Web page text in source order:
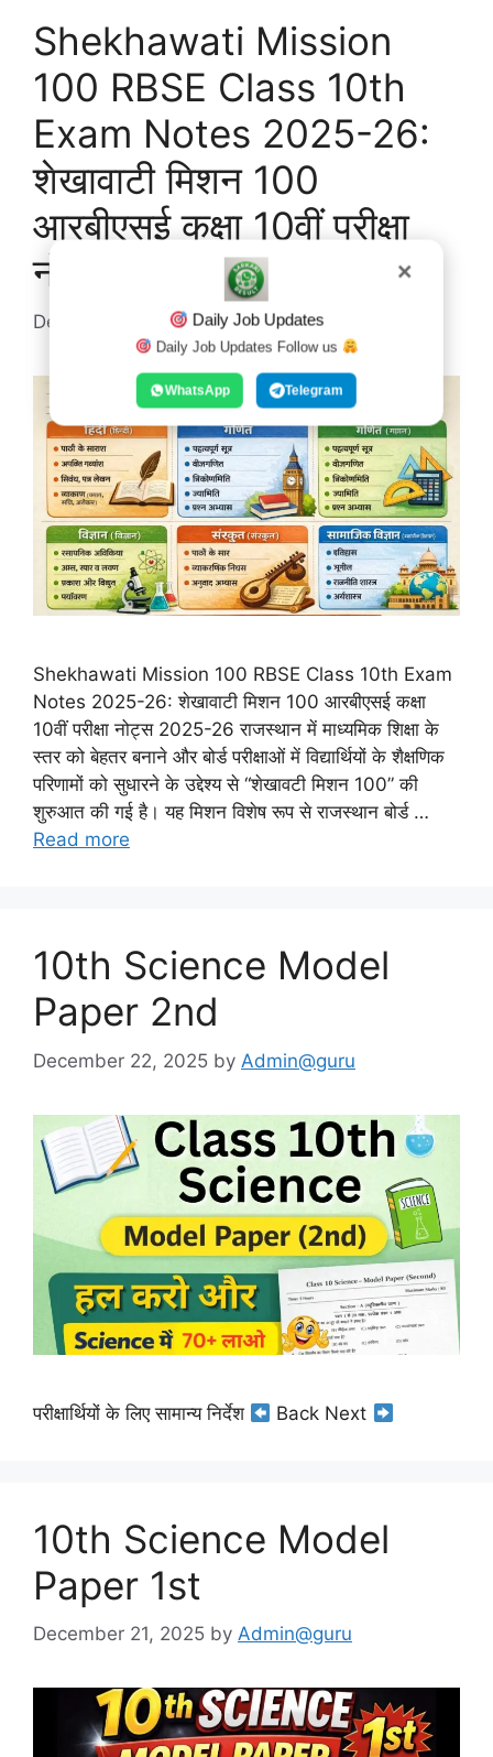
Shekhawati Mission
100 RBSE Class 10th
Exam Notes 2025-26:
शेखावाटी मिशन 100
आरबीएसई कक्षा 10वीं परीक्षा
नोट्स 2025-26
December 26, 2025 byAdmin@guru
Shekhawati Mission 100 RBSE Class 10th Exam
Notes 2025-26: शेखावाटी मिशन 100 आरबीएसई कक्षा
10वीं परीक्षा नोट्स 2025-26 राजस्थान में माध्यमिक शिक्षा के
स्तर को बेहतर बनाने और बोर्ड परीक्षाओं में विद्यार्थियों के शैक्षणिक
परिणामों को सुधारने के उद्देश्य से “शेखावटी मिशन 100” की
शुरुआत की गई है। यह मिशन विशेष रूप से राजस्थान बोर्ड …
Read more
10th Science Model
Paper 2nd
December 22, 2025 by Admin@guru
परीक्षार्थियों के लिए सामान्य निर्देश Back Next
10th Science Model
Paper 1st
December 21, 2025 by Admin@guru
✕
Daily Job Updates
Daily Job Updates Follow us
WhatsApp Telegram